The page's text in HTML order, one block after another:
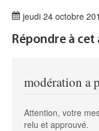
jeudi 24 octobre
Répondre à
modération a
Attention, votre
relu et approuvé.